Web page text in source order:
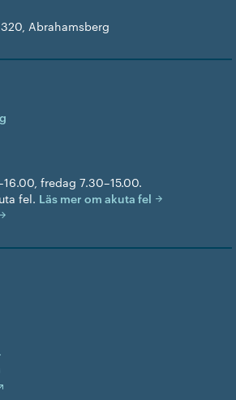
Abrahamsberg
fredag 7.30–15.00.
fel. Läs mer om akuta fel